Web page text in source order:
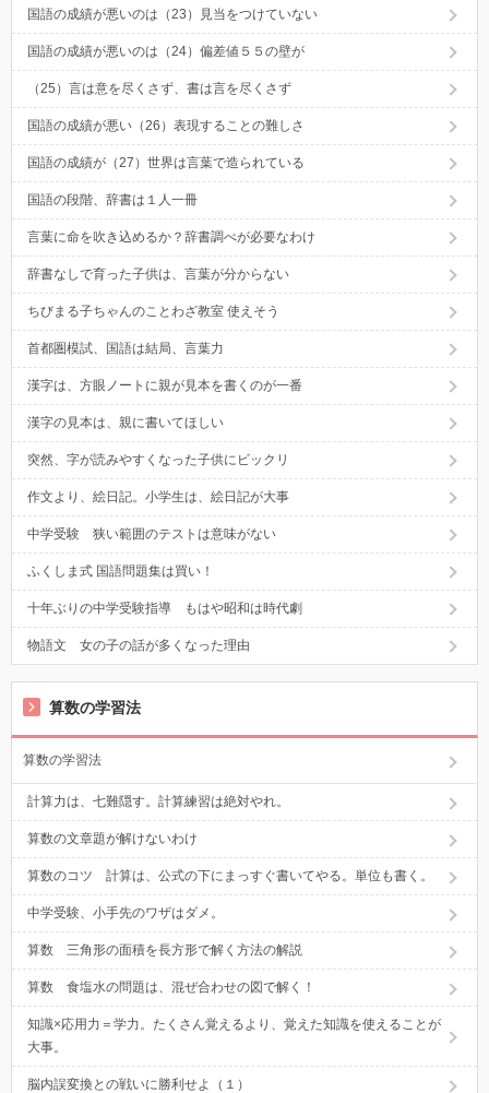
国語の成績が悪いのは（23）見当をつけていない
国語の成績が悪いのは（24）偏差値５５の壁が
（25）言は意を尽くさず、書は言を尽くさず
国語の成績が悪い（26）表現することの難しさ
国語の成績が（27）世界は言葉で造られている
国語の段階、辞書は１人一冊
言葉に命を吹き込めるか？辞書調べが必要なわけ
辞書なしで育った子供は、言葉が分からない
ちびまる子ちゃんのことわざ教室 使えそう
首都圏模試、国語は結局、言葉力
漢字は、方眼ノートに親が見本を書くのが一番
漢字の見本は、親に書いてほしい
突然、字が読みやすくなった子供にビックリ
作文より、絵日記。小学生は、絵日記が大事
中学受験 狭い範囲のテストは意味がない
ふくしま式 国語問題集は買い！
十年ぶりの中学受験指導 もはや昭和は時代劇
物語文 女の子の話が多くなった理由
算数の学習法
算数の学習法
計算力は、七難隠す。計算練習は絶対やれ。
算数の文章題が解けないわけ
算数のコツ 計算は、公式の下にまっすぐ書いてやる。単位も書く。
中学受験、小手先のワザはダメ。
算数 三角形の面積を長方形で解く方法の解説
算数 食塩水の問題は、混ぜ合わせの図で解く！
知識×応用力＝学力。たくさん覚えるより、覚えた知識を使えることが
大事。
脳内誤変換との戦いに勝利せよ（１）